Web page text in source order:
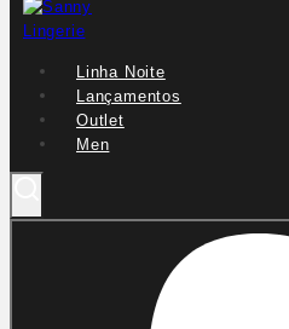
Linha Noite
Lançamentos
Outlet
Men